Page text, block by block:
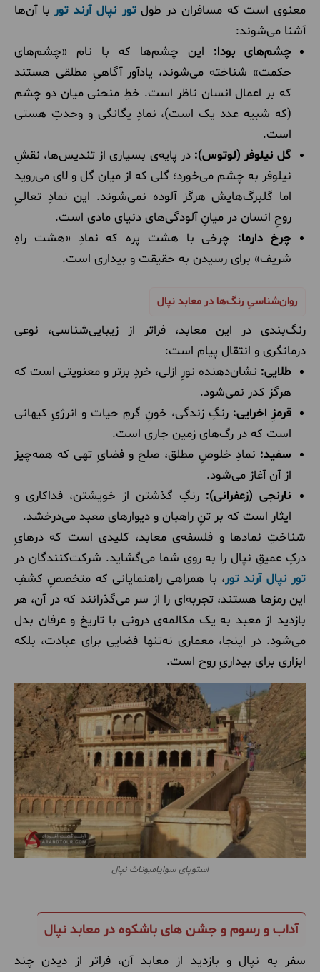
معنوی است که مسافران در طولتور نپال آرند توربا آن‌ها
آشنا می‌شوند:
چشم‌های بودا: این چشم‌ها که با نام «چشم‌های
حکمت» شناخته می‌شوند، یادآور آگاهیِ مطلقی هستند
که بر اعمال انسان ناظر است. خطِ منحنی میان دو چشم
(که شبیه عدد یک است)، نمادِ یگانگی و وحدتِ هستی
است.
گل نیلوفر (لوتوس): در پایه‌ی بسیاری از تندیس‌ها، نقشِ
نیلوفر به چشم می‌خورد؛ گلی که از میان گل و لای می‌روید
اما گلبرگ‌هایش هرگز آلوده نمی‌شوند. این نمادِ تعالیِ
روحِ انسان در میانِ آلودگی‌های دنیای مادی است.
چرخ دارما: چرخی با هشت پره که نمادِ «هشت راهِ
شریف» برای رسیدن به حقیقت و بیداری است.
روان‌شناسیِ رنگ‌ها در معابد نپال
رنگ‌بندی در این معابد، فراتر از زیبایی‌شناسی، نوعی
درمانگری و انتقال پیام است:
طلایی: نشان‌دهنده نورِ ازلی، خردِ برتر و معنویتی است که
هرگز کدر نمی‌شود.
قرمزِ اخرایی: رنگِ زندگی، خونِ گرمِ حیات و انرژیِ کیهانی
است که در رگ‌های زمین جاری است.
سفید: نمادِ خلوصِ مطلق، صلح و فضایِ تهی که همه‌چیز
از آن آغاز می‌شود.
نارنجی (زعفرانی): رنگِ گذشتن از خویشتن، فداکاری و
ایثار است که بر تنِ راهبان و دیوارهای معبد می‌درخشد.
شناختِ نمادها و فلسفه‌ی معابد، کلیدی است که درهایِ
درکِ عمیقِ نپال را به روی شما می‌گشاید. شرکت‌کنندگان در
تور نپال آرند تور، با همراهی راهنمایانی که متخصصِ کشفِ
این رمزها هستند، تجربه‌ای را از سر می‌گذرانند که در آن، هر
بازدید از معبد به یک مکالمه‌ی درونی با تاریخ و عرفان بدل
می‌شود. در اینجا، معماری نه‌تنها فضایی برای عبادت، بلکه
ابزاری برای بیداریِ روح است.
استوپای سوایامبوناث نپال
آداب و رسوم و جشن های باشکوه در معابد نپال
سفر به نپال و بازدید از معابد آن، فراتر از دیدن چند